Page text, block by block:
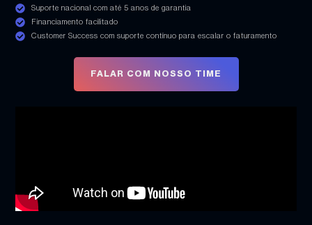
Suporte nacional com até 5 anos de garantia
Financiamento facilitado
Customer Success com suporte contínuo para escalar o faturamento
FALAR COM NOSSO TIME